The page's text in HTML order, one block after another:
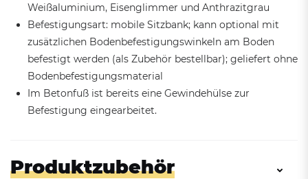
Weißaluminium, Eisenglimmer und Anthrazitgrau
Befestigungsart: mobile Sitzbank; kann optional mit
zusätzlichen Bodenbefestigungswinkeln am Boden
befestigt werden (als Zubehör bestellbar); geliefert ohne
Bodenbefestigungsmaterial
Im Betonfuß ist bereits eine Gewindehülse zur
Befestigung eingearbeitet.
Produktzubehör